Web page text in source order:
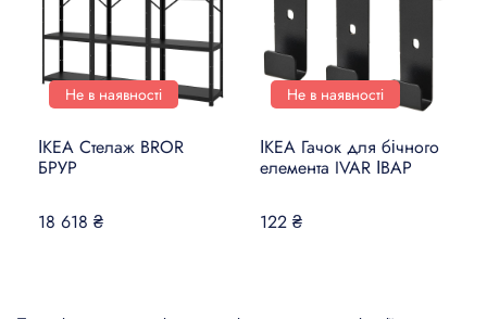
Не в наявності
ІКЕА Стелаж BROR
БРУР
18 618 ₴
Не в наявності
ІКЕА Гачок для бічного
елемента IVAR ІВАР
122 ₴